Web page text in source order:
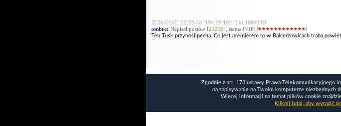
2026-06-01 22:26:43 [194.29.182.*] id:1689110
ombre: Napisał postów [21215], status [VIP]
Ten Tusk przynosi pecha. Co jest premierem to w Balcerzowicach trąba
Zgodnie z art. 173 ustawy Prawa Telekomunikacyjnego
na zapisywanie na Twoim komputerze niezbędnych
Więcej informacji na temat plików cookie
Kliknij tutaj, aby wyrazić